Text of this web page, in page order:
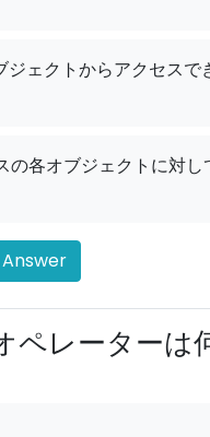
ェクトからアクセスで
の各オブジェクトに対し
ペレーターは